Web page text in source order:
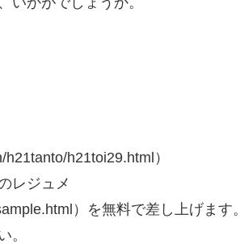
h21toi29.html）
レジュメ
）を無料で差し上げます。
。